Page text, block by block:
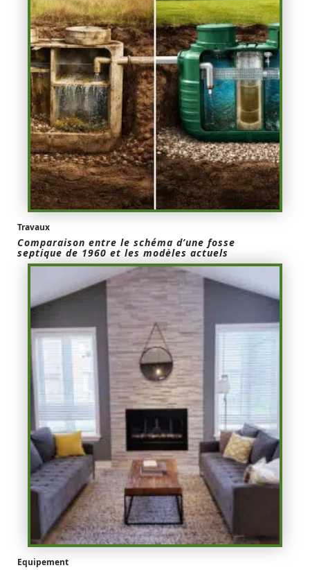
Travaux
Comparaison entre le schéma d’une fosse
septique de 1960 et les modèles actuels
Equipement